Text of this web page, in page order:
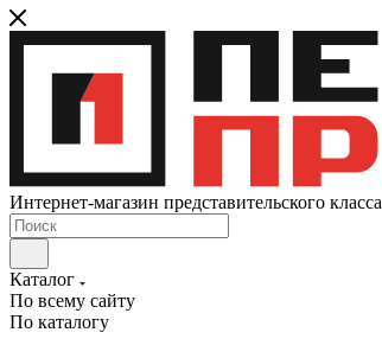
Интернет-магазин представительского класса
Каталог
По всему сайту
По каталогу